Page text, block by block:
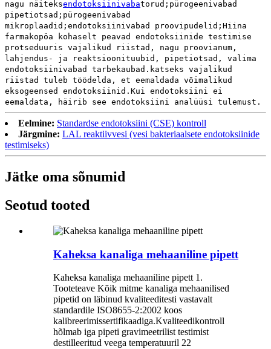
nagu näiteksendotoksiinivabatorud;pürogeenivabad
pipetiotsad;pürogeenivabad
mikroplaadid;endotoksiinivabad proovipudelid;Hiina
farmakopöa kohaselt peavad endotoksiinide testimise
protseduuris vajalikud riistad, nagu proovianum,
lahjendus- ja reaktsioonituubid, pipetiotsad, valima
endotoksiinivabad tarbekaubad.katseks vajalikud
riistad tuleb töödelda, et eemaldada võimalikud
eksogeensed endotoksiinid.Kui endotoksiini ei
eemaldata, häirib see endotoksiini analüüsi tulemust.
Eelmine: Standardse endotoksiini (CSE) kontroll
Järgmine: LAL reaktiivvesi (vesi bakteriaalsete endotoksiinide
testimiseks)
Jätke oma sõnumid
Seotud tooted
Kaheksa kanaliga mehaaniline pipett
Kaheksa kanaliga mehaaniline pipett 1.
Tooteteave Kõik mitme kanaliga mehaanilised
pipetid on läbinud kvaliteeditesti vastavalt
standardile ISO8655-2:2002 koos
kalibreerimissertifikaadiga.Kvaliteedikontroll
hõlmab iga pipeti gravimeetrilist testimist
destilleeritud veega temperatuuril 22